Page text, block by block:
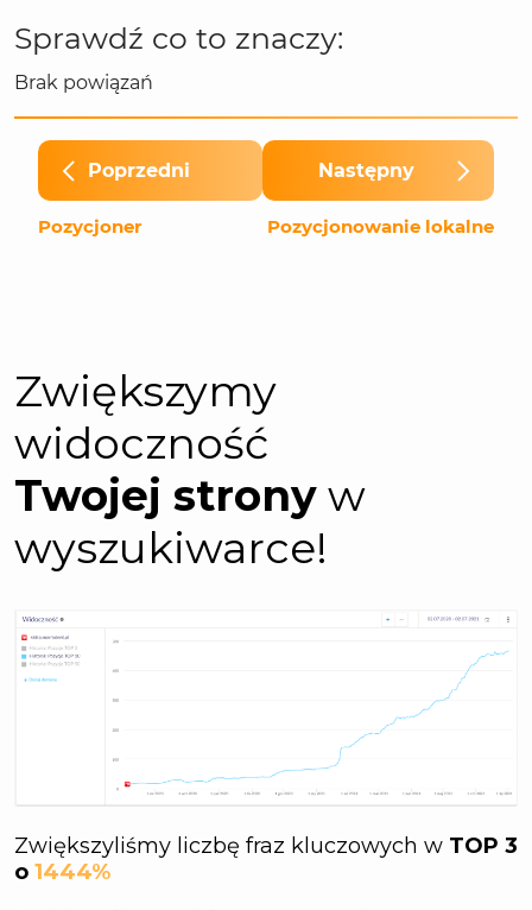
Sprawdź co to znaczy:
Brak powiązań
Poprzedni
Pozycjoner
Następny
Pozycjonowanie lokalne